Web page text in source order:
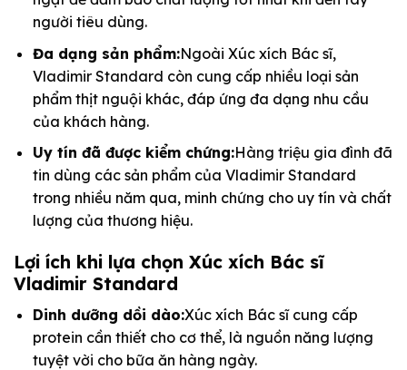
người tiêu dùng.
Đa dạng sản phẩm:Ngoài Xúc xích Bác sĩ,
Vladimir Standard còn cung cấp nhiều loại sản
phẩm thịt nguội khác, đáp ứng đa dạng nhu cầu
của khách hàng.
Uy tín đã được kiểm chứng:Hàng triệu gia đình đã
tin dùng các sản phẩm của Vladimir Standard
trong nhiều năm qua, minh chứng cho uy tín và chất
lượng của thương hiệu.
Lợi ích khi lựa chọn Xúc xích Bác sĩ
Vladimir Standard
Dinh dưỡng dồi dào:Xúc xích Bác sĩ cung cấp
protein cần thiết cho cơ thể, là nguồn năng lượng
tuyệt vời cho bữa ăn hàng ngày.